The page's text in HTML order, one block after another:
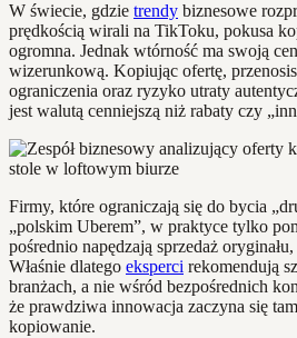
W świecie, gdzie trendy biznesowe
prędkością wirali na TikToku, pokusa
ogromna. Jednak wtórność ma swoją
wizerunkową. Kopiując ofertę,
ograniczenia oraz ryzyko utraty
jest walutą cenniejszą niż rabaty czy
Firmy, które ograniczają się do bycia
„polskim Uberem”, w praktyce tylko
pośrednio napędzają sprzedaż
Właśnie dlatego eksperci rekomendują
branżach, a nie wśród bezpośrednich
że prawdziwa innowacja zaczyna się
kopiowanie.